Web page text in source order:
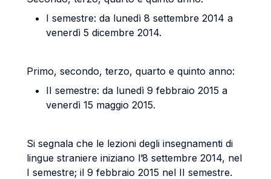
I semestre: da lunedì 8 settembre 2014 a
venerdì 5 dicembre 2014.
Primo, secondo, terzo, quarto e quinto anno:
II semestre: da lunedì 9 febbraio 2015 a
venerdì 15 maggio 2015.
Si segnala che le lezioni degli insegnamenti di
lingue straniere iniziano l’8 settembre 2014, nel
I semestre; il 9 febbraio 2015 nel II semestre.